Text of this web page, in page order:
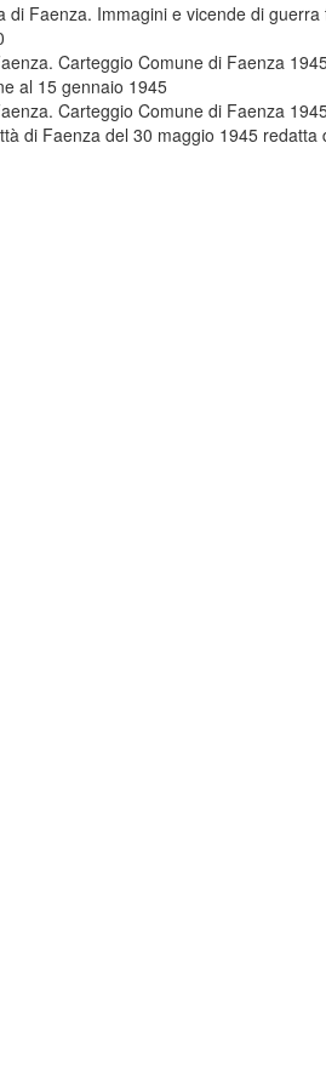
di Faenza. Immagini e vicende di
Carteggio Comune di Faenza
al 15 gennaio 1945
Carteggio Comune di Faenza
di Faenza del 30 maggio 1945 redatta